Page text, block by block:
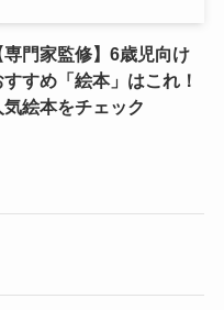
専門家監修】6歳児向け
すすめ「絵本」はこれ！
気絵本をチェック